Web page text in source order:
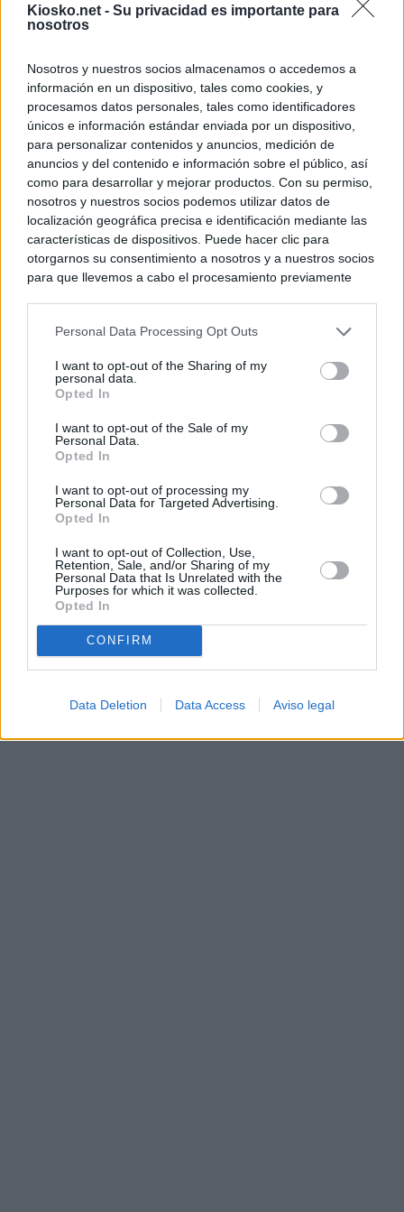
Kiosko.net - Su privacidad es importante para
nosotros
Nosotros y nuestros socios almacenamos o accedemos a
información en un dispositivo, tales como cookies, y
procesamos datos personales, tales como identificadores
únicos e información estándar enviada por un dispositivo,
para personalizar contenidos y anuncios, medición de
anuncios y del contenido e información sobre el público, así
como para desarrollar y mejorar productos. Con su permiso,
nosotros y nuestros socios podemos utilizar datos de
localización geográfica precisa e identificación mediante las
características de dispositivos. Puede hacer clic para
otorgarnos su consentimiento a nosotros y a nuestros socios
para que llevemos a cabo el procesamiento previamente
negar su consentimiento. Tenga en cuenta que algún
de su consentimiento, pero usted tiene el derecho de
rechazar tal procesamiento. Sus preferencias se aplicarán
cualquier momento entrando de nuevo en este sitio web o
visitando nuestra política de privacidad.
Personal Data Processing Opt Outs
I want to opt-out of the Sharing of my
personal data.
Opted In
I want to opt-out of the Sale of my
Personal Data.
Opted In
I want to opt-out of processing my
Personal Data for Targeted Advertising.
Opted In
I want to opt-out of Collection, Use,
Retention, Sale, and/or Sharing of my
Personal Data that Is Unrelated with the
Purposes for which it was collected.
Opted In
CONFIRM
Data Deletion Data Access Aviso legal